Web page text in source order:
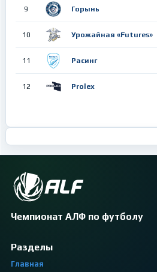
9 Горынь
10 Урожайная «Futures»
11 Расинг
12 Prolex
Чемпионат АЛФ по футболу
Разделы
Главная